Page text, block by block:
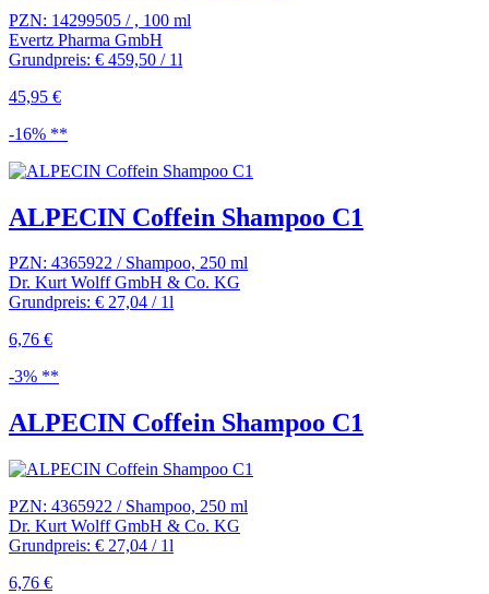
PZN: 14299505 / , 100 ml
Evertz Pharma GmbH
Grundpreis: € 459,50 / 1l
45,95 €
-16% **
ALPECIN Coffein Shampoo C1
PZN: 4365922 / Shampoo, 250 ml
Dr. Kurt Wolff GmbH & Co. KG
Grundpreis: € 27,04 / 1l
6,76 €
-3% **
ALPECIN Coffein Shampoo C1
PZN: 4365922 / Shampoo, 250 ml
Dr. Kurt Wolff GmbH & Co. KG
Grundpreis: € 27,04 / 1l
6,76 €